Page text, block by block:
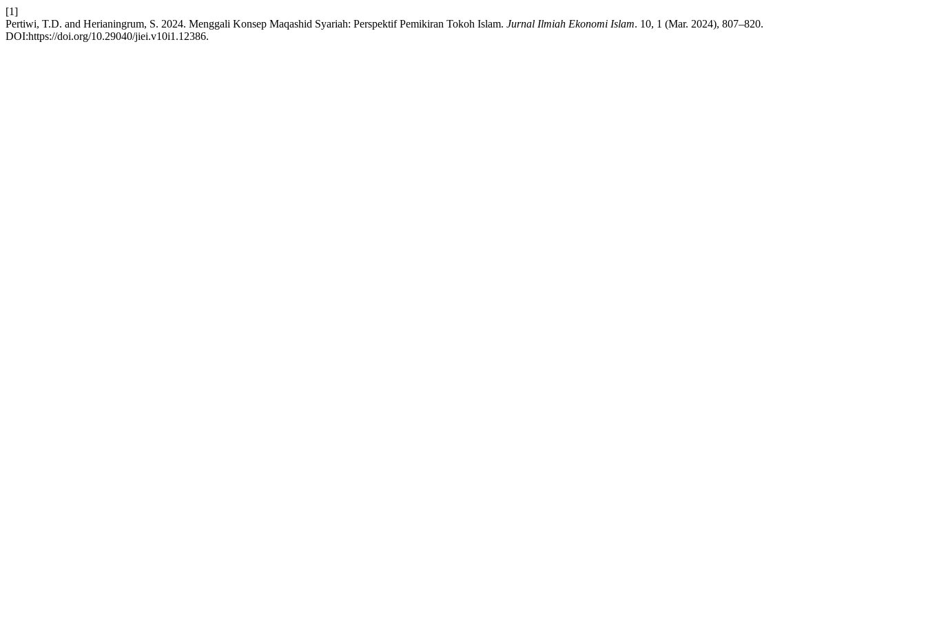
[1]
Pertiwi, T.D. and Herianingrum, S. 2024. Menggali Konsep Maqashid Syariah: Perspektif Pemikiran Tokoh Islam. Jurnal Ilmiah Ekonomi Islam. 10, 1 (Mar. 2024), 807–820.
DOI:https://doi.org/10.29040/jiei.v10i1.12386.